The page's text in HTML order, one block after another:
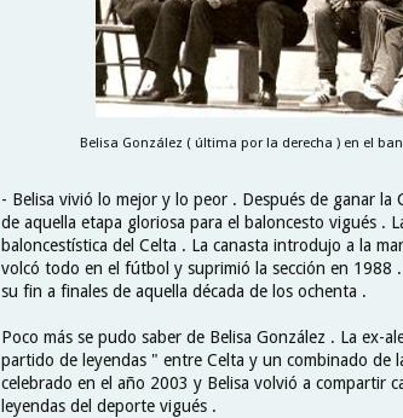
Belisa González ( última por la derecha ) en el
- Belisa vivió lo mejor y lo peor . Después de ganar
de aquella etapa gloriosa para el baloncesto vigués .
baloncestística del Celta . La canasta introdujo a la
volcó todo en el fútbol y suprimió la sección en 1988
su fin a finales de aquella década de los ochenta .
Poco más se pudo saber de Belisa González . La ex-
partido de leyendas " entre Celta y un combinado de
celebrado en el año 2003 y Belisa volvió a compartir
leyendas del deporte vigués .